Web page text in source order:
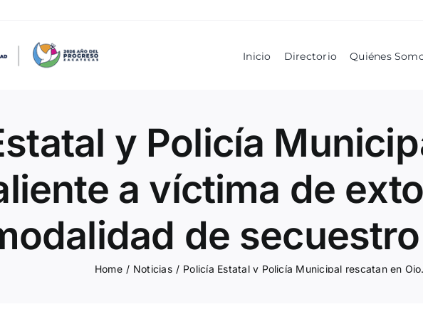
Inicio Directorio Quiénes
y Policía
a víctima de
de
Home / Noticias / Policía Estatal y